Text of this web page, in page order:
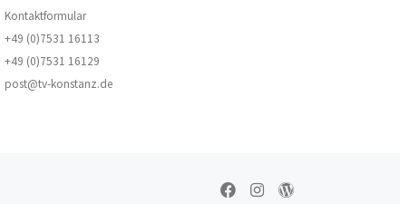
Kontaktformular
+49 (0)7531 16113
+49 (0)7531 16129
post@tv-konstanz.de